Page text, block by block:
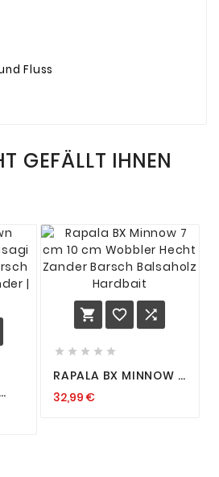
Fluss
GEFÄLLT IHNEN
  
    
RAPALA BX MINNOW 7
HECHT ZANDER
32,99 €